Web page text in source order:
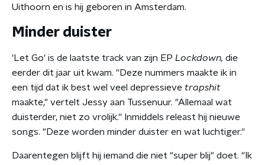
Uithoorn en is hij geboren in Amsterdam.
Minder duister
'Let Go' is de laatste track van zijn EP Lockdown, die
eerder dit jaar uit kwam. ''Deze nummers maakte ik in
een tijd dat ik best wel veel depressieve trapshit
maakte," vertelt Jessy aan Tussenuur. "Allemaal wat
duisterder, niet zo vrolijk.'' Inmiddels releast hij nieuwe
songs. "Deze worden minder duister en wat luchtiger.''
Daarentegen blijft hij iemand die niet "super blij" doet. ''Ik